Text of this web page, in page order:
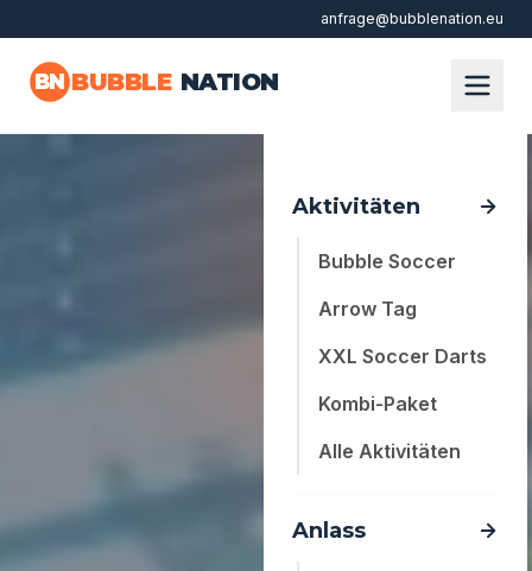
anfrage@bubblenation.eu
BN BUBBLE NATION
Aktivitäten
Bubble Soccer
Arrow Tag
XXL Soccer Darts
Kombi-Paket
Alle Aktivitäten
Anlass